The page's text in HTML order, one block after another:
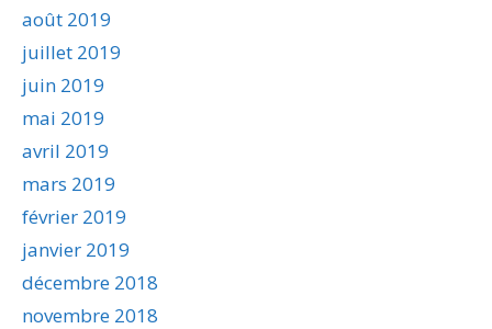
août 2019
juillet 2019
juin 2019
mai 2019
avril 2019
mars 2019
février 2019
janvier 2019
décembre 2018
novembre 2018